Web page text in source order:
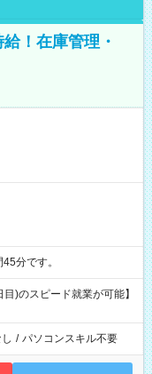
！在庫管理・
間45分です。
)のスピード就業が可能】
/ パソコンスキル不要